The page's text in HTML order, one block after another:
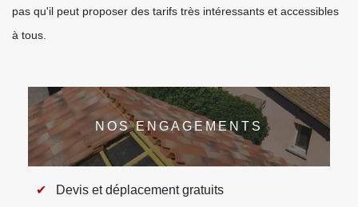
pas qu'il peut proposer des tarifs très intéressants et accessibles
à tous.
NOS ENGAGEMENTS
Devis et déplacement gratuits